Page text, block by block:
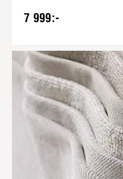
7 999:-